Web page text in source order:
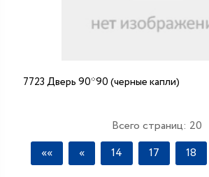
7723 Дверь 90*90 (черные капли)
Всего страниц: 20
««
« 14 17 18